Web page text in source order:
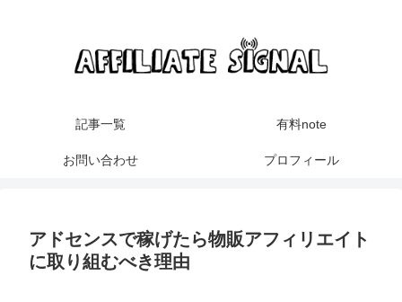
記事一覧 有料note
お問い合わせ プロフィール
アドセンスで稼げたら物販アフィリエイト
に取り組むべき理由